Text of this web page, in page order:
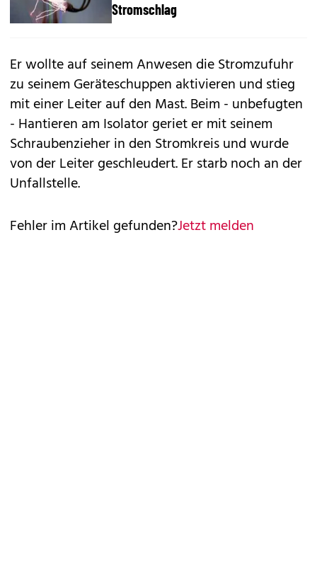
Stromschlag
Er wollte auf seinem Anwesen die Stromzufuhr
zu seinem Geräteschuppen aktivieren und stieg
mit einer Leiter auf den Mast. Beim - unbefugten
- Hantieren am Isolator geriet er mit seinem
Schraubenzieher in den Stromkreis und wurde
von der Leiter geschleudert. Er starb noch an der
Unfallstelle.
Fehler im Artikel gefunden?Jetzt melden